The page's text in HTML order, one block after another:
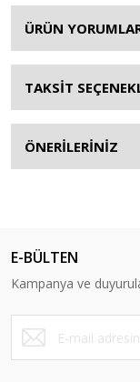
ÜRÜN
TAKSİT
ÖNERİLERİNİZ
E-BÜLTEN
Kampanya ve